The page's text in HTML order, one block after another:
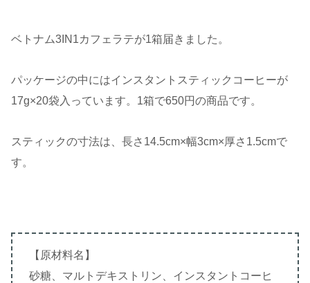
ベトナム3IN1カフェラテが1箱届きました。
パッケージの中にはインスタントスティックコーヒーが
17g×20袋入っています。1箱で650円の商品です。
スティックの寸法は、長さ14.5cm×幅3cm×厚さ1.5cmで
す。
【原材料名】
砂糖、マルトデキストリン、インスタントコーヒ